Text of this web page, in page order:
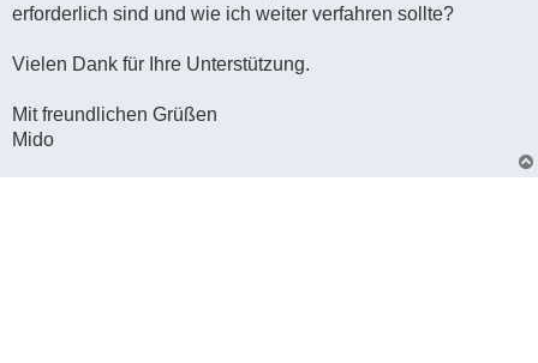
erforderlich sind und wie ich weiter verfahren sollte?
Vielen Dank für Ihre Unterstützung.
Mit freundlichen Grüßen
Mido